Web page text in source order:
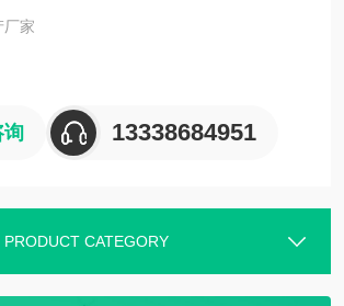
厂家
询 13338684951
PRODUCT CATEGORY